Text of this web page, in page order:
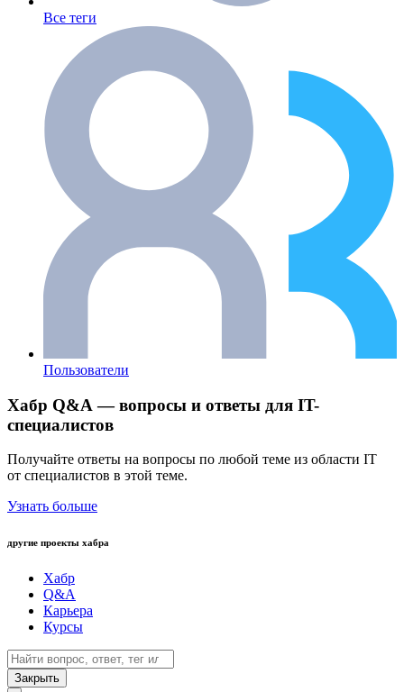
Все теги
Пользователи
Хабр Q&A — вопросы и ответы для IT-
специалистов
Получайте ответы на вопросы по любой теме из области IT
от специалистов в этой теме.
Узнать больше
другие проекты хабра
Хабр
Q&A
Карьера
Курсы
Закрыть